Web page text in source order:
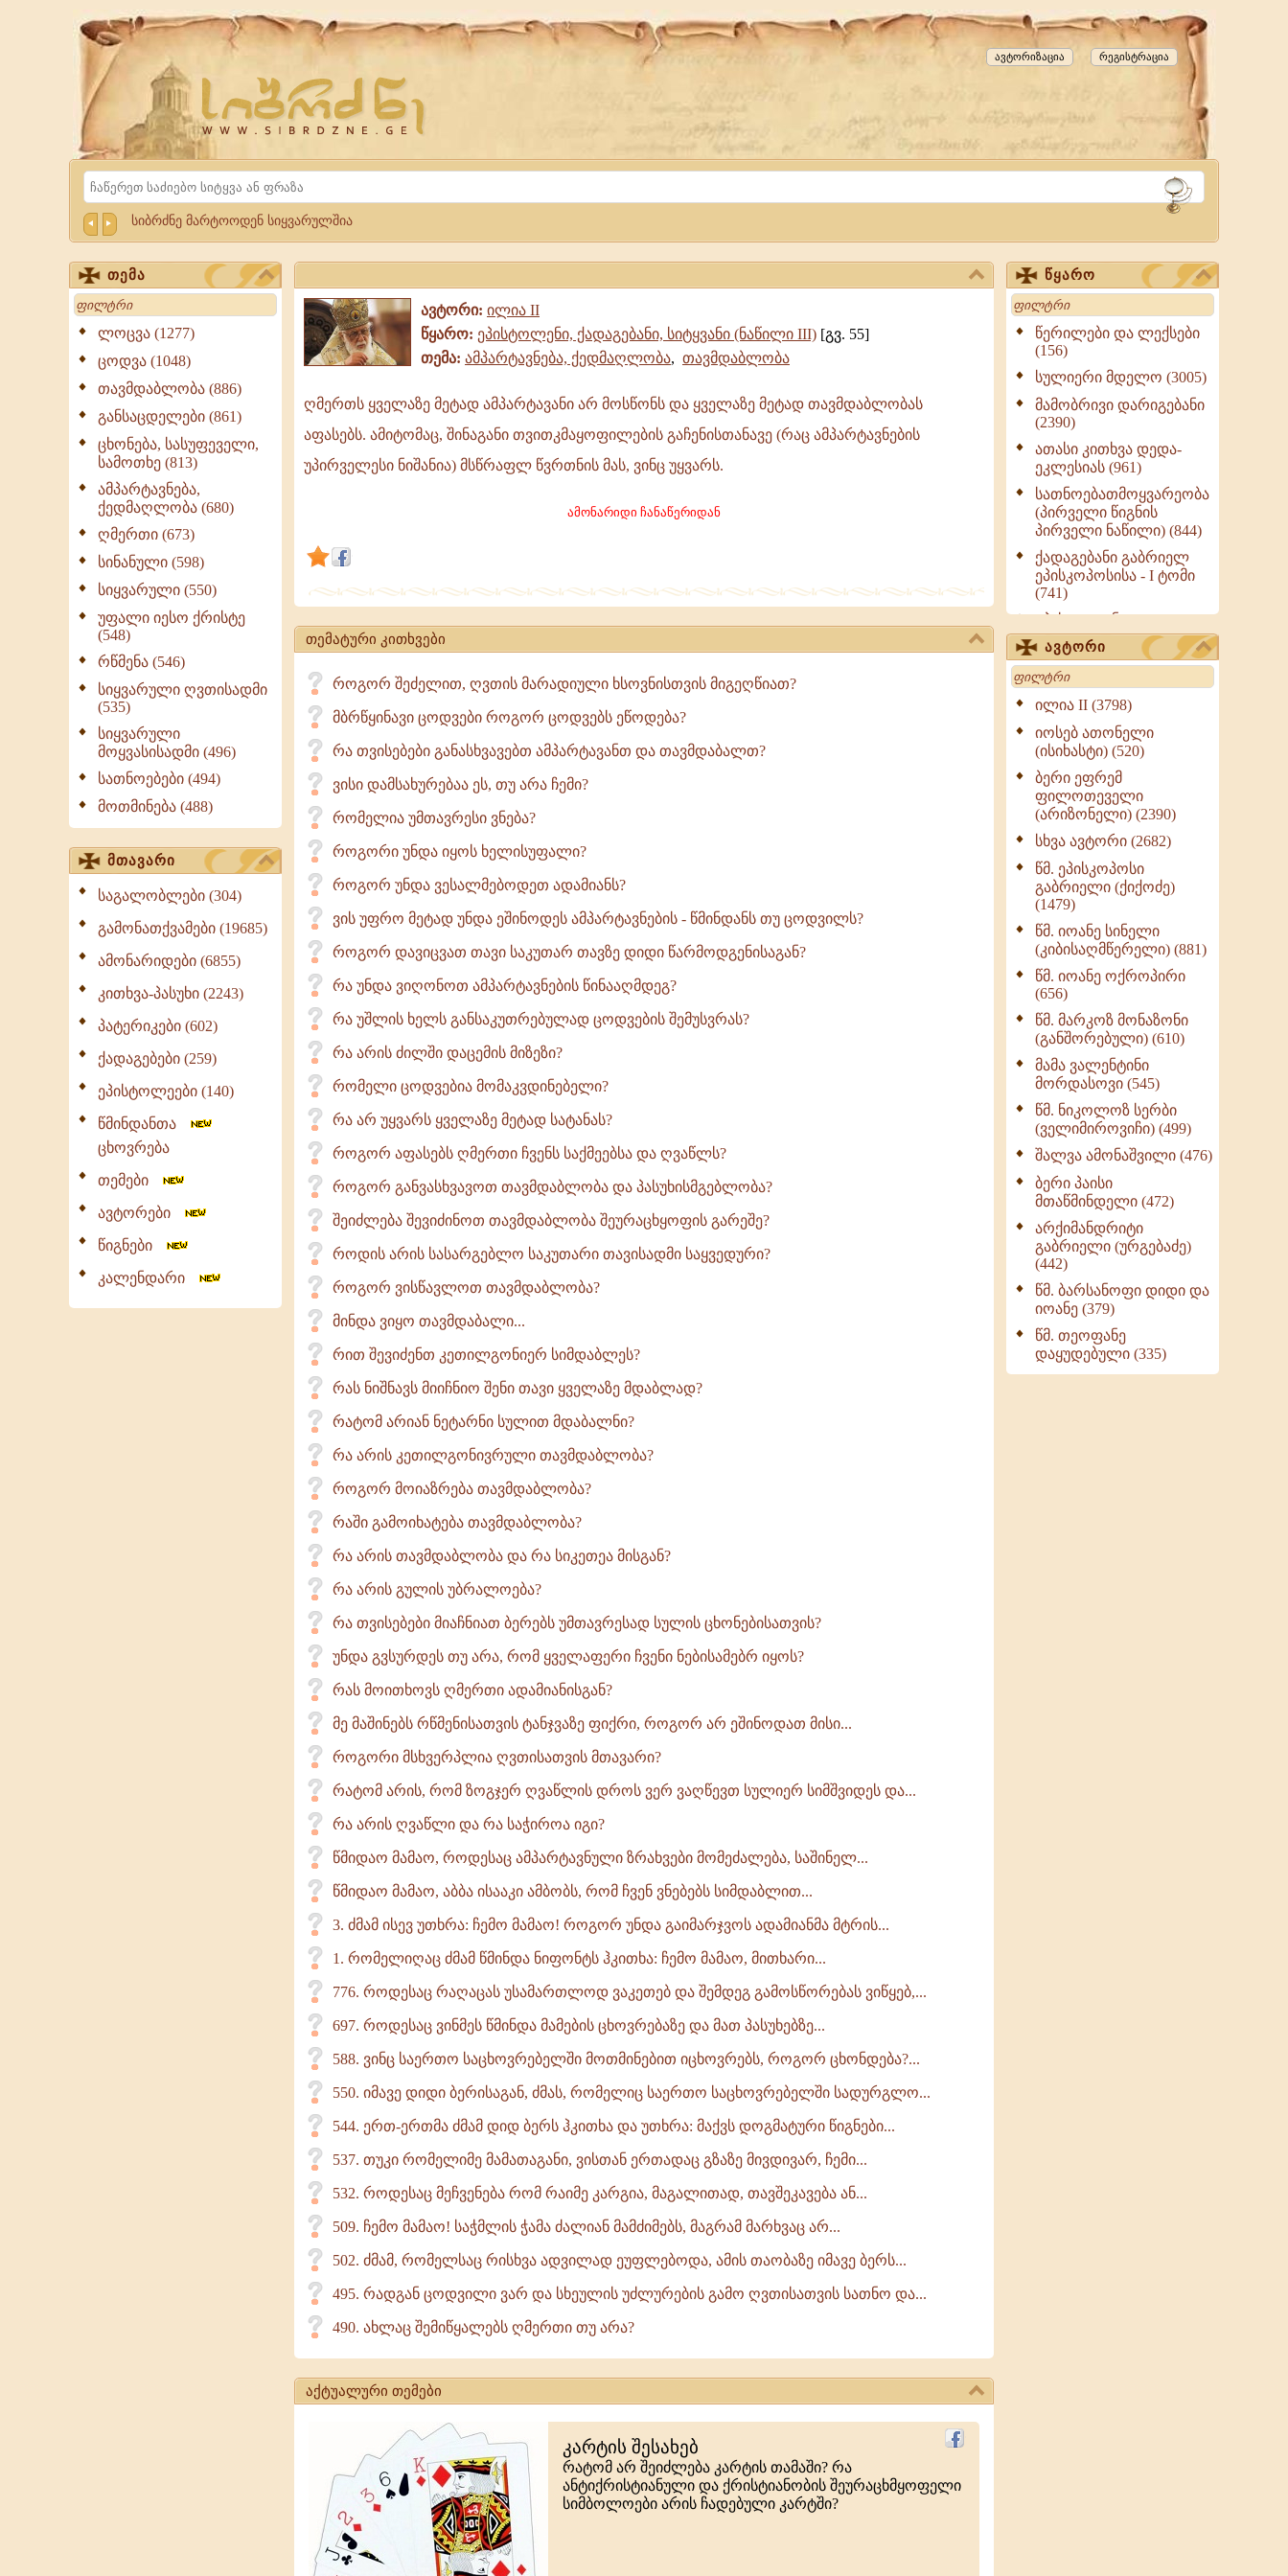
Website
Sibrdzne.ge
რეგისტრაცია
ავტორიზაცია
Search
სიბრძნე მარტოოდენ სიყვარულშია
თემა
Search
ლოცვა (1277)
ცოდვა (1048)
თავმდაბლობა (886)
განსაცდელები (861)
ცხონება, სასუფეველი,
სამოთხე (813)
ამპარტავნება,
ქედმაღლობა (680)
ღმერთი (673)
სინანული (598)
სიყვარული (550)
უფალი იესო ქრისტე
(548)
რწმენა (546)
სიყვარული ღვთისადმი
(535)
სიყვარული
მოყვასისადმი (496)
სათნოებები (494)
მოთმინება (488)
მთავარი
საგალობლები (304)
გამონათქვამები (19685)
ამონარიდები (6855)
კითხვა-პასუხი (2243)
პატერიკები (602)
ქადაგებები (259)
ეპისტოლეები (140)
წმინდანთა
ცხოვრება
თემები
ავტორები
წიგნები
კალენდარი
ავტორი: ილია II
წყარო: ეპისტოლენი, ქადაგებანი, სიტყვანი (ნაწილი III) [გვ. 55]
თემა: ამპარტავნება, ქედმაღლობა, თავმდაბლობა
ღმერთს
ყველაზე
მეტად
მოსწონს
და
ყველაზე
მეტად
თავმდაბლობას
აფასებს.
ამიტომაც,
ღმერთს ყველაზე მეტად ამპარტავანი არ მოსწონს და ყველაზე მეტად თავმდაბლობას
აფასებს. ამიტომაც, შინაგანი თვითკმაყოფილების გაჩენისთანავე (რაც ამპარტავნების
უპირველესი ნიშანია) მსწრაფლ წვრთნის მას, ვინც უყვარს.
ამონარიდი ჩანაწერიდან
თემატური კითხვები
როგორ შეძელით, ღვთის მარადიული ხსოვნისთვის მიგეღწიათ?
მბრწყინავი ცოდვები როგორ ცოდვებს ეწოდება?
რა თვისებები განასხვავებთ ამპარტავანთ და თავმდაბალთ?
ვისი დამსახურებაა ეს, თუ არა ჩემი?
რომელია უმთავრესი ვნება?
როგორი უნდა იყოს ხელისუფალი?
როგორ უნდა ვესალმებოდეთ ადამიანს?
ვის უფრო მეტად უნდა ეშინოდეს ამპარტავნების - წმინდანს თუ ცოდვილს?
როგორ დავიცვათ თავი საკუთარ თავზე დიდი წარმოდგენისაგან?
რა უნდა ვიღონოთ ამპარტავნების წინააღმდეგ?
რა უშლის ხელს განსაკუთრებულად ცოდვების შემუსვრას?
რა არის ძილში დაცემის მიზეზი?
რომელი ცოდვებია მომაკვდინებელი?
რა არ უყვარს ყველაზე მეტად სატანას?
როგორ აფასებს ღმერთი ჩვენს საქმეებსა და ღვაწლს?
როგორ განვასხვავოთ თავმდაბლობა და პასუხისმგებლობა?
შეიძლება შევიძინოთ თავმდაბლობა შეურაცხყოფის გარეშე?
როდის არის სასარგებლო საკუთარი თავისადმი საყვედური?
როგორ ვისწავლოთ თავმდაბლობა?
მინდა ვიყო თავმდაბალი...
რით შევიძენთ კეთილგონიერ სიმდაბლეს?
რას ნიშნავს მიიჩნიო შენი თავი ყველაზე მდაბლად?
რატომ არიან ნეტარნი სულით მდაბალნი?
რა არის კეთილგონივრული თავმდაბლობა?
როგორ მოიაზრება თავმდაბლობა?
რაში გამოიხატება თავმდაბლობა?
რა არის თავმდაბლობა და რა სიკეთეა მისგან?
რა არის გულის უბრალოება?
რა თვისებები მიაჩნიათ ბერებს უმთავრესად სულის ცხონებისათვის?
უნდა გვსურდეს თუ არა, რომ ყველაფერი ჩვენი ნებისამებრ იყოს?
რას მოითხოვს ღმერთი ადამიანისგან?
მე მაშინებს რწმენისათვის ტანჯვაზე ფიქრი, როგორ არ ეშინოდათ მისი...
როგორი მსხვერპლია ღვთისათვის მთავარი?
რატომ არის, რომ ზოგჯერ ღვაწლის დროს ვერ ვაღწევთ სულიერ სიმშვიდეს და...
რა არის ღვაწლი და რა საჭიროა იგი?
წმიდაო მამაო, როდესაც ამპარტავნული ზრახვები მომეძალება, საშინელ...
წმიდაო მამაო, აბბა ისააკი ამბობს, რომ ჩვენ ვნებებს სიმდაბლით...
3. ძმამ ისევ უთხრა: ჩემო მამაო! როგორ უნდა გაიმარჯვოს ადამიანმა მტრის...
1. რომელიღაც ძმამ წმინდა ნიფონტს ჰკითხა: ჩემო მამაო, მითხარი...
776. როდესაც რაღაცას უსამართლოდ ვაკეთებ და შემდეგ გამოსწორებას ვიწყებ,...
697. როდესაც ვინმეს წმინდა მამების ცხოვრებაზე და მათ პასუხებზე...
588. ვინც საერთო საცხოვრებელში მოთმინებით იცხოვრებს, როგორ ცხონდება?...
550. იმავე დიდი ბერისაგან, ძმას, რომელიც საერთო საცხოვრებელში სადურგლო...
544. ერთ-ერთმა ძმამ დიდ ბერს ჰკითხა და უთხრა: მაქვს დოგმატური წიგნები...
537. თუკი რომელიმე მამათაგანი, ვისთან ერთადაც გზაზე მივდივარ, ჩემი...
532. როდესაც მეჩვენება რომ რაიმე კარგია, მაგალითად, თავშეკავება ან...
509. ჩემო მამაო! საჭმლის ჭამა ძალიან მამძიმებს, მაგრამ მარხვაც არ...
502. ძმამ, რომელსაც რისხვა ადვილად ეუფლებოდა, ამის თაობაზე იმავე ბერს...
495. რადგან ცოდვილი ვარ და სხეულის უძლურების გამო ღვთისათვის სათნო და...
490. ახლაც შემიწყალებს ღმერთი თუ არა?
აქტუალური თემები
კარტის შესახებ
რატომ არ შეიძლება კარტის თამაში? რა
ანტიქრისტიანული და ქრისტიანობის შეურაცხმყოფელი
სიმბოლოები არის ჩადებული კარტში?
წყარო
Search
წერილები და ლექსები
(156)
სულიერი მდელო (3005)
მამობრივი დარიგებანი
(2390)
ათასი კითხვა დედა-
ეკლესიას (961)
სათნოებათმოყვარეობა
(პირველი წიგნის
პირველი ნაწილი) (844)
ქადაგებანი გაბრიელ
ეპისკოპოსისა - I ტომი
(741)
ეპისტოლენი,
ქადაგებანი, სიტყვანი
(ნაწილი III) (723)
მოძღვრის ძალზე
სასარგებლო რჩევები
მრევლისათვის (545)
Wisdomge (514)
ქადაგებანი გაბრიელ
ეპისკოპოსისა - II ტომი
(370)
სულიერი ცხოვრების
სახელმძღვანელო -
ნაწილი II (369)
ღმერთი და ადამიანები
(287)
ბერის დიადემა (278)
მონაზვნური
გამოცდილების
ოთხი ასეული თავი
სიყვარულის შესახებ
(259)
ავტორი
Search
ილია II (3798)
იოსებ ათონელი
(ისიხასტი) (520)
ბერი ეფრემ
ფილოთეველი
(არიზონელი) (2390)
სხვა ავტორი (2682)
წმ. ეპისკოპოსი
გაბრიელი (ქიქოძე)
(1479)
წმ. იოანე სინელი
(კიბისაღმწერელი) (881)
წმ. იოანე ოქროპირი
(656)
წმ. მარკოზ მონაზონი
(განშორებული) (610)
მამა ვალენტინი
მორდასოვი (545)
წმ. ნიკოლოზ სერბი
(ველიმიროვიჩი) (499)
შალვა ამონაშვილი (476)
ბერი პაისი
მთაწმინდელი (472)
არქიმანდრიტი
გაბრიელი (ურგებაძე)
(442)
წმ. ბარსანოფი დიდი და
იოანე (379)
წმ. თეოფანე
დაყუდებული (335)